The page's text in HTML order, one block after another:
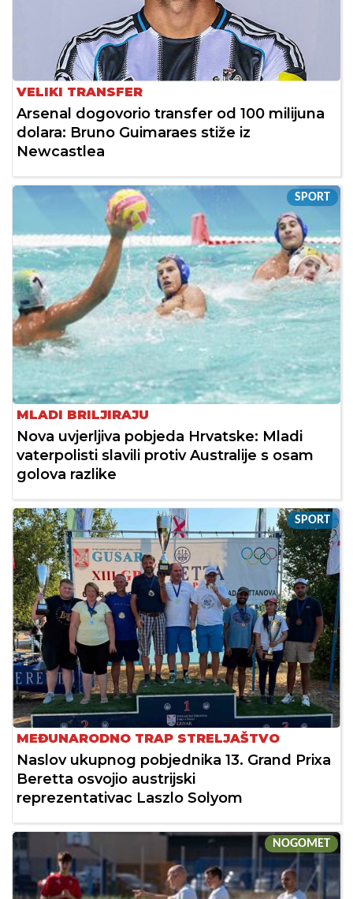
VELIKI TRANSFER
Arsenal dogovorio transfer od 100 milijuna
dolara: Bruno Guimaraes stiže iz
Newcastlea
SPORT
MLADI BRILJIRAJU
Nova uvjerljiva pobjeda Hrvatske: Mladi
vaterpolisti slavili protiv Australije s osam
golova razlike
SPORT
MEĐUNARODNO TRAP STRELJAŠTVO
Naslov ukupnog pobjednika 13. Grand Prixa
Beretta osvojio austrijski
reprezentativac Laszlo Solyom
NOGOMET